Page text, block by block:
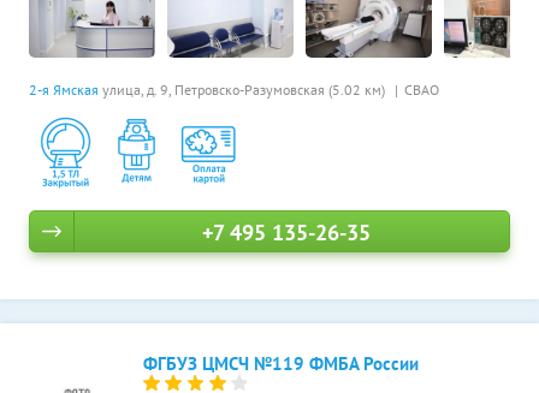
2-я Ямская улица, д. 9, Петровско-Разумовская (5.02 км) СВАО
+7 495 135-26-35
ФГБУЗ ЦМСЧ №119 ФМБА России